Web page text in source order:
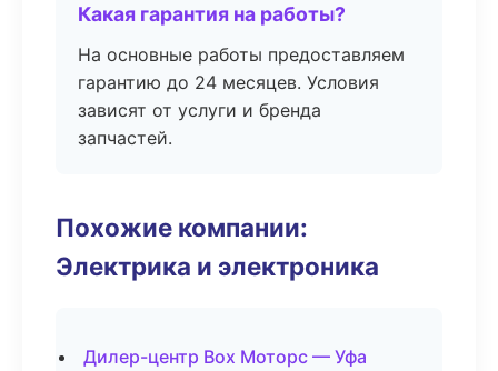
Какая гарантия на работы?
На основные работы предоставляем
гарантию до 24 месяцев. Условия
зависят от услуги и бренда
запчастей.
Похожие компании:
Электрика и электроника
Дилер-центр Box Моторс — Уфа